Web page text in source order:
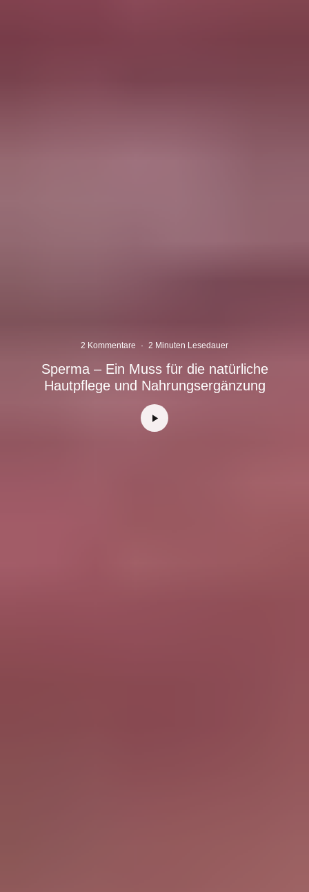
2 Kommentare · 2 Minuten Lesedauer
Sperma – Ein Muss für die natürliche
Hautpflege und Nahrungsergänzung